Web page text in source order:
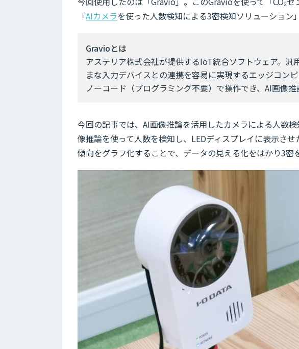
「AIカメラを使った人数検知による3密検知ソリューション
Gravioとは
アステリア株式会社が提供するIoT統合ソフトウェア。汎
まな入力デバイスとの連携を容易に実現するエッジコン
ノーコード（プログラミング不要）で操作でき、AI画像
今回の記事では、AI画像推論を活用したカメラによる人数
像推論を使って人数を検知し、LEDディスプレイに表示さ
傾向をグラフ化することで、データの見える化をはかり3密